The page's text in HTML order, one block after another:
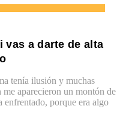
vas a darte de alta
tenía ilusión y muchas
me aparecieron un montón de
enfrentado, porque era algo